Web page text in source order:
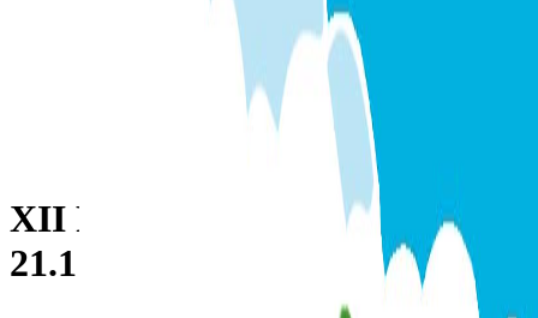
XII FORMENTERA TRAIL
21.1 - 2026